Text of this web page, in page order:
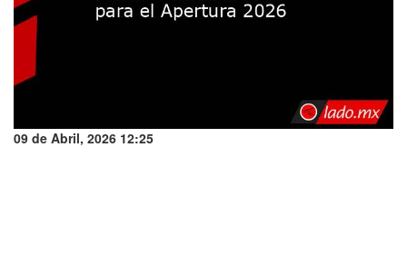
09 de Abril, 2026 12:25